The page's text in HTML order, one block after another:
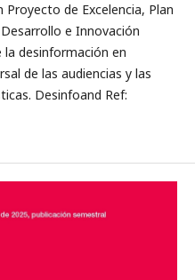
de Excelencia, Plan
e Innovación
la desinformación en
de las audiencias y las
Desinfoand Ref: